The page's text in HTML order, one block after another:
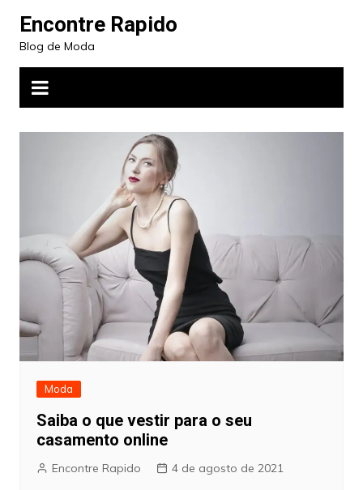
para
conteúdo
Encontre Rapido
Blog de Moda
Moda
Saiba o que vestir para o seu
casamento online
Encontre Rapido 4 de agosto de 2021